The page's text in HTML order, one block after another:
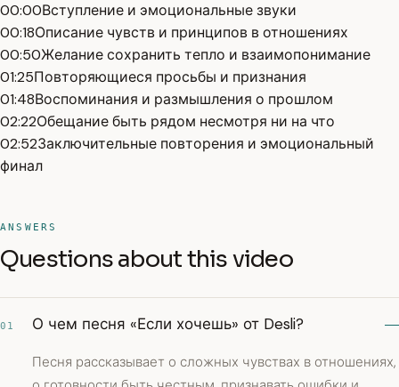
00:00Вступление и эмоциональные звуки
00:18Описание чувств и принципов в отношениях
00:50Желание сохранить тепло и взаимопонимание
01:25Повторяющиеся просьбы и признания
01:48Воспоминания и размышления о прошлом
02:22Обещание быть рядом несмотря ни на что
02:52Заключительные повторения и эмоциональный
финал
ANSWERS
Questions about this video
01 О чем песня «Если хочешь» от Desli?
Песня рассказывает о сложных чувствах в отношениях,